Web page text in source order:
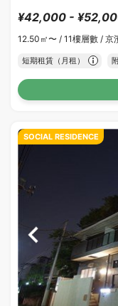
¥42,000 -
12.50㎡〜 / 11樓層數 / 京
短期租賃（月租）
SOCIAL RESIDENCE